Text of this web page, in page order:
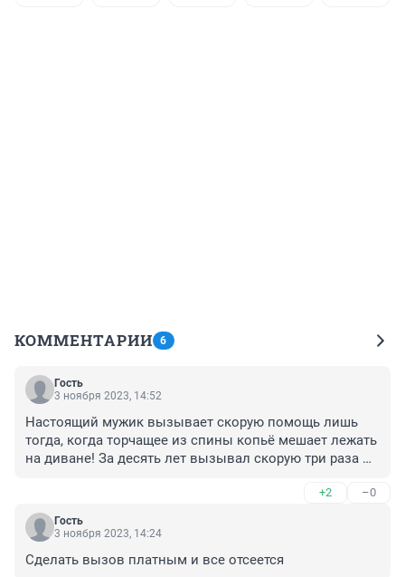
КОММЕНТАРИИ 6
Гость
3 ноября 2023, 14:52
Настоящий мужик вызывает скорую помощь лишь
тогда, когда торчащее из спины копьё мешает лежать
на диване! За десять лет вызывал скорую три раза
закончились реанимацией, ещё бы немного - и всё,
отщипал бы травку. Искренне благодарен врачам,
фельдшерам, медсёстрам, водителям, диспетчерам
с очень сложной и благородной профессией не могу
+2 –0
Гость
3 ноября 2023, 14:24
Сделать вызов платным и все отсеется